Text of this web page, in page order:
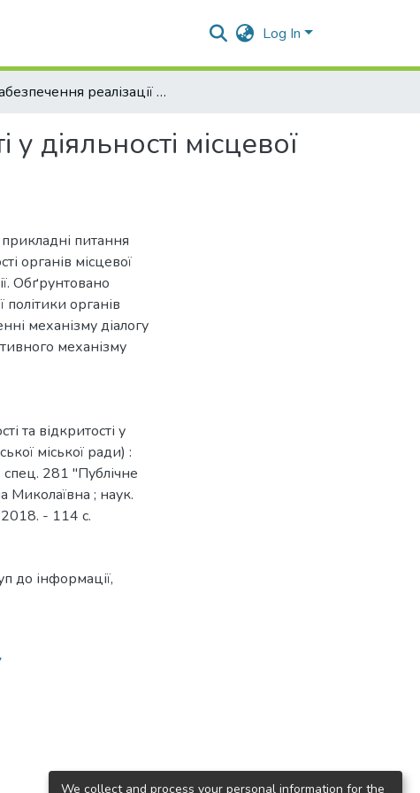
Log In
Забезпечення реалізації прозорості та відкритості у діяльності місцевої влади» (на матеріалах Хорольської міської ради)
діяльності місцевої
питання
органів місцевої
Обґрунтовано
органів
механізму діалогу
механізму
та відкритості у
міської ради) :
спец. 281 "Публічне
Миколаївна ; наук.
- 114 с.
до інформації,
We collect and process your personal information for the